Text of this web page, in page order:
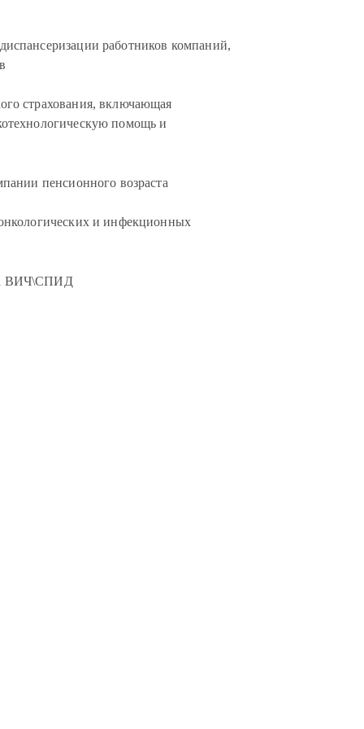
работников компаний,
страхования, включающая
помощь и
пенсионного возраста
и инфекционных
ВИЧ\СПИД